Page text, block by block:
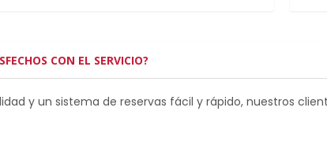
CON EL SERVICIO?
y un sistema de reservas fácil y rápido, nuestros